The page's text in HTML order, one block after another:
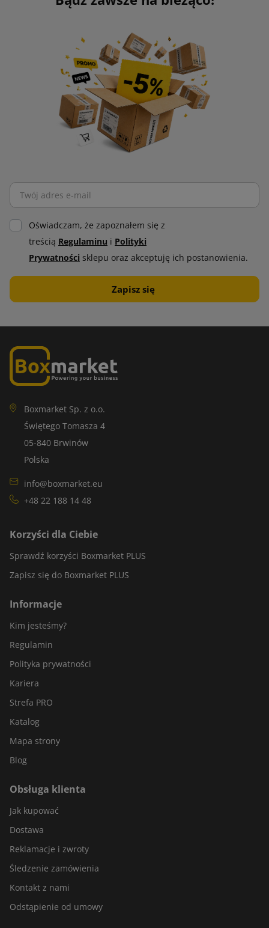
Oświadczam, że zapoznałem się z
treścią Regulaminu i Polityki
Prywatności sklepu oraz akceptuję ich postanowienia.
Boxmarket Sp. z o.o.
Świętego Tomasza 4
05-840 Brwinów
Polska
info@boxmarket.eu
+48 22 188 14 48
Korzyści dla Ciebie
Sprawdź korzyści Boxmarket PLUS
Zapisz się do Boxmarket PLUS
Informacje
Kim jesteśmy?
Regulamin
Polityka prywatności
Kariera
Strefa PRO
Katalog
Mapa strony
Blog
Obsługa klienta
Jak kupować
Dostawa
Reklamacje i zwroty
Śledzenie zamówienia
Kontakt z nami
Odstąpienie od umowy